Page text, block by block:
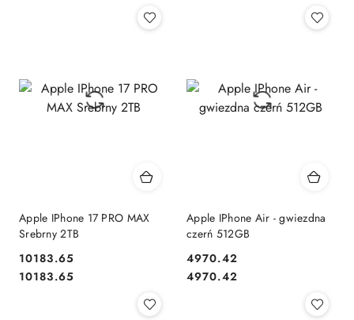
Apple IPhone 17 PRO MAX
Srebrny 2TB
Cena:
10183.65
Cena:
10183.65
Apple IPhone Air - gwiezdna
czerń 512GB
Cena:
4970.42
Cena:
4970.42